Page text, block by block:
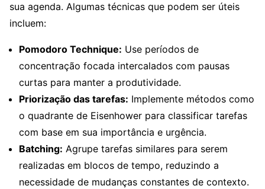
sua agenda. Algumas técnicas que podem ser úteis
incluem:
Pomodoro Technique: Use períodos de
concentração focada intercalados com pausas
curtas para manter a produtividade.
Priorização das tarefas: Implemente métodos como
o quadrante de Eisenhower para classificar tarefas
com base em sua importância e urgência.
Batching: Agrupe tarefas similares para serem
realizadas em blocos de tempo, reduzindo a
necessidade de mudanças constantes de contexto.